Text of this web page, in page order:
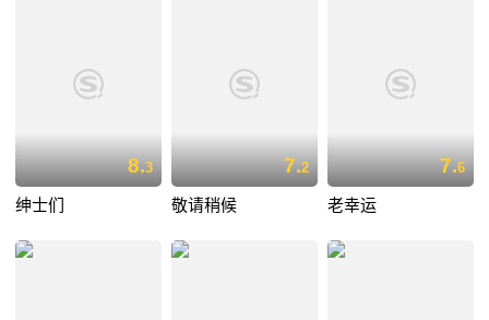
8.3
绅士们
7.2
敬请稍候
7.6
老幸运